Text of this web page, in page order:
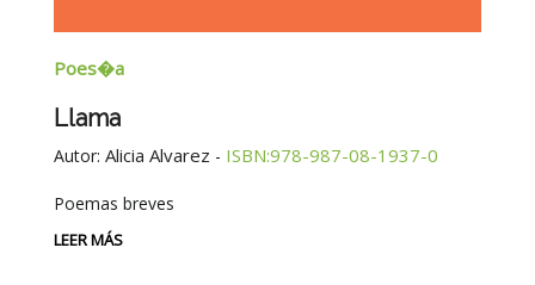
Poes�a
Llama
Autor: Alicia Alvarez - ISBN:978-987-08-1937-0
Poemas breves
LEER MÁS